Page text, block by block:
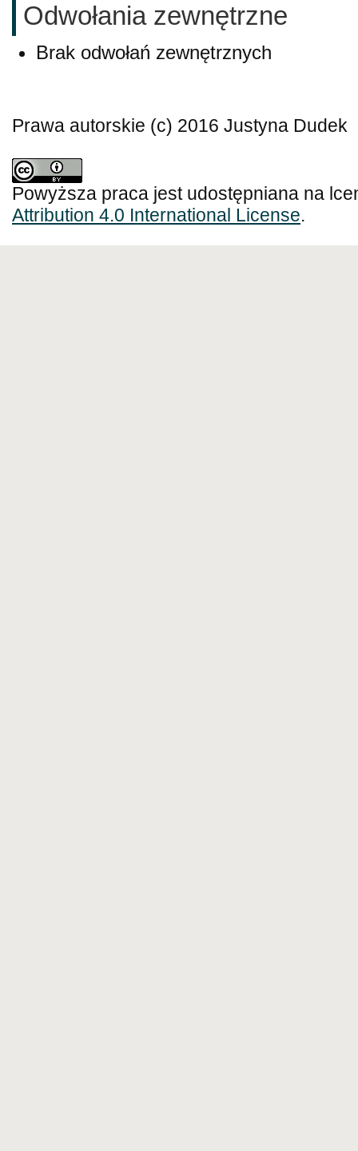
Odwołania zewnętrzne
Brak odwołań zewnętrznych
Prawa autorskie (c) 2016 Justyna Dudek
Powyższa praca jest udostępniana na
Attribution 4.0 International License.